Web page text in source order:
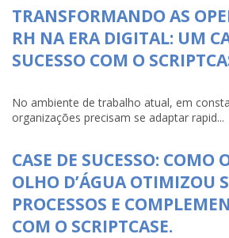
TRANSFORMANDO AS
RH NA ERA DIGITAL: UM
SUCESSO COM O
No ambiente de trabalho atual, em
organizações precisam se adaptar rapid...
CASE DE SUCESSO: COMO
OLHO D’ÁGUA OTIMIZOU
PROCESSOS E
COM O SCRIPTCASE.